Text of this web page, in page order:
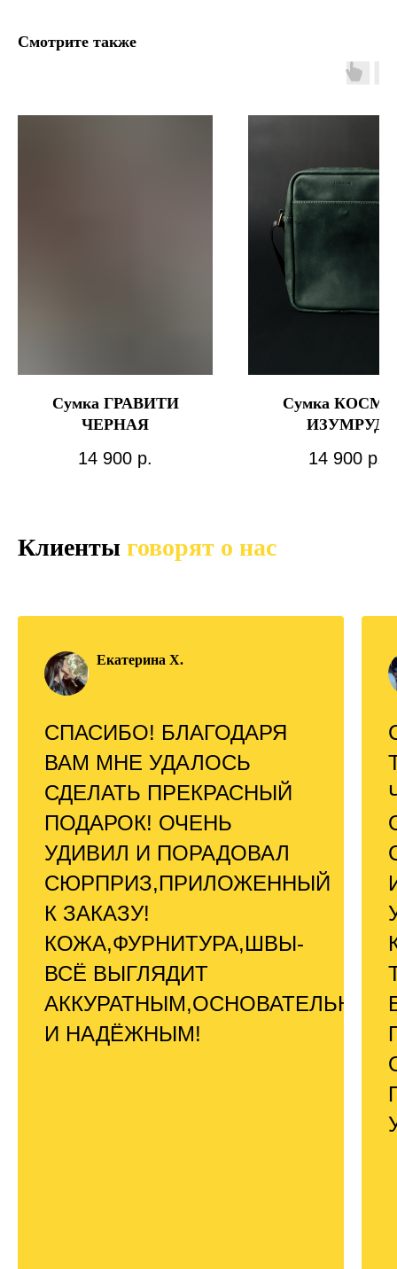
Смотрите также
Сумка ГРАВИТИ
ЧЕРНАЯ
14 900 р.
Сумка
ИЗУМРУД
14 900 р.
Клиенты говорят о нас
Екатерина Х.
СПАСИБО! БЛАГОДАРЯ
ВАМ МНЕ УДАЛОСЬ
СДЕЛАТЬ ПРЕКРАСНЫЙ
ПОДАРОК! ОЧЕНЬ
УДИВИЛ И ПОРАДОВАЛ
СЮРПРИЗ,ПРИЛОЖЕННЫЙ
К ЗАКАЗУ!
КОЖА,ФУРНИТУРА,ШВЫ-
ВСЁ ВЫГЛЯДИТ
АККУРАТНЫМ,ОСНОВАТЕЛЬНЫМ
И НАДЁЖНЫМ!